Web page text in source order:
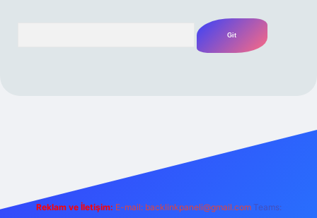
Reklam ve İletişim: E-mail: backlinkpaneli@gmail.com Teams: